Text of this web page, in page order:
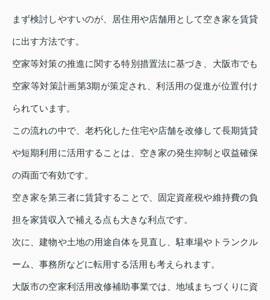
まず検討しやすいのが、居住用や店舗用として空き家を賃貸
に出す方法です。
空家等対策の推進に関する特別措置法に基づき、大阪市でも
空家等対策計画第3期が策定され、利活用の促進が位置付け
られています。
この流れの中で、老朽化した住宅や店舗を改修して長期賃貸
や短期利用に活用することは、空き家の発生抑制と収益確保
の両面で有効です。
空き家を第三者に賃貸することで、固定資産税や維持費の負
担を家賃収入で補える点も大きな利点です。
次に、建物や土地の用途自体を見直し、駐車場やトランクル
ーム、事務所などに転用する活用も考えられます。
大阪市の空家利活用改修補助事業では、地域まちづくりに資